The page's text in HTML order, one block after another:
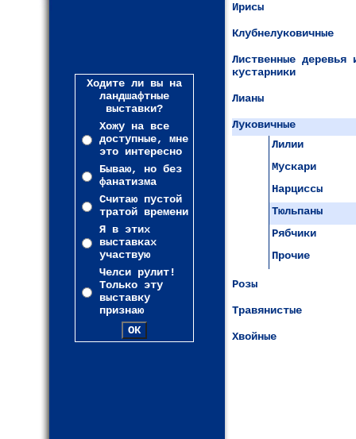
Ходите ли вы на
ландшафтные
выставки?
Хожу на все
доступные, мне
это интересно
Бываю, но без
фанатизма
Считаю пустой
тратой времени
Я в этих
выставках
участвую
Челси рулит!
Только эту
выставку
признаю
Ирисы
Клубнелуковичные
Лиственные деревья
кустарники
Лианы
Луковичные
Лилии
Мускари
Нарциссы
Тюльпаны
Рябчики
Прочие
Розы
Травянистые
Хвойные